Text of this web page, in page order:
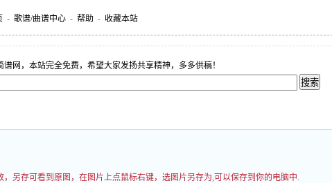
- 歌谱/曲谱中心 - 帮助 - 收藏本站
网，本站完全免费，希望大家发扬共享精神，多多供稿！
，另存可看到原图，在图片上点鼠标右键，选图片另存为,可以保存到你的电脑中.